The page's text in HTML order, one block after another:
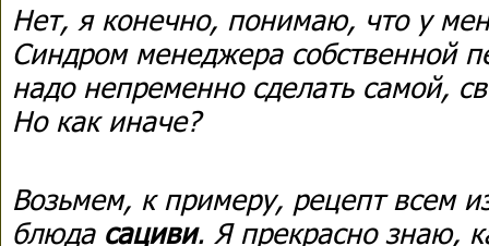
Нет, я конечно, понимаю, что у
Синдром менеджера собственной
надо непременно сделать самой,
Но как иначе?
Возьмем, к примеру, рецепт всем
блюда сациви. Я прекрасно знаю,